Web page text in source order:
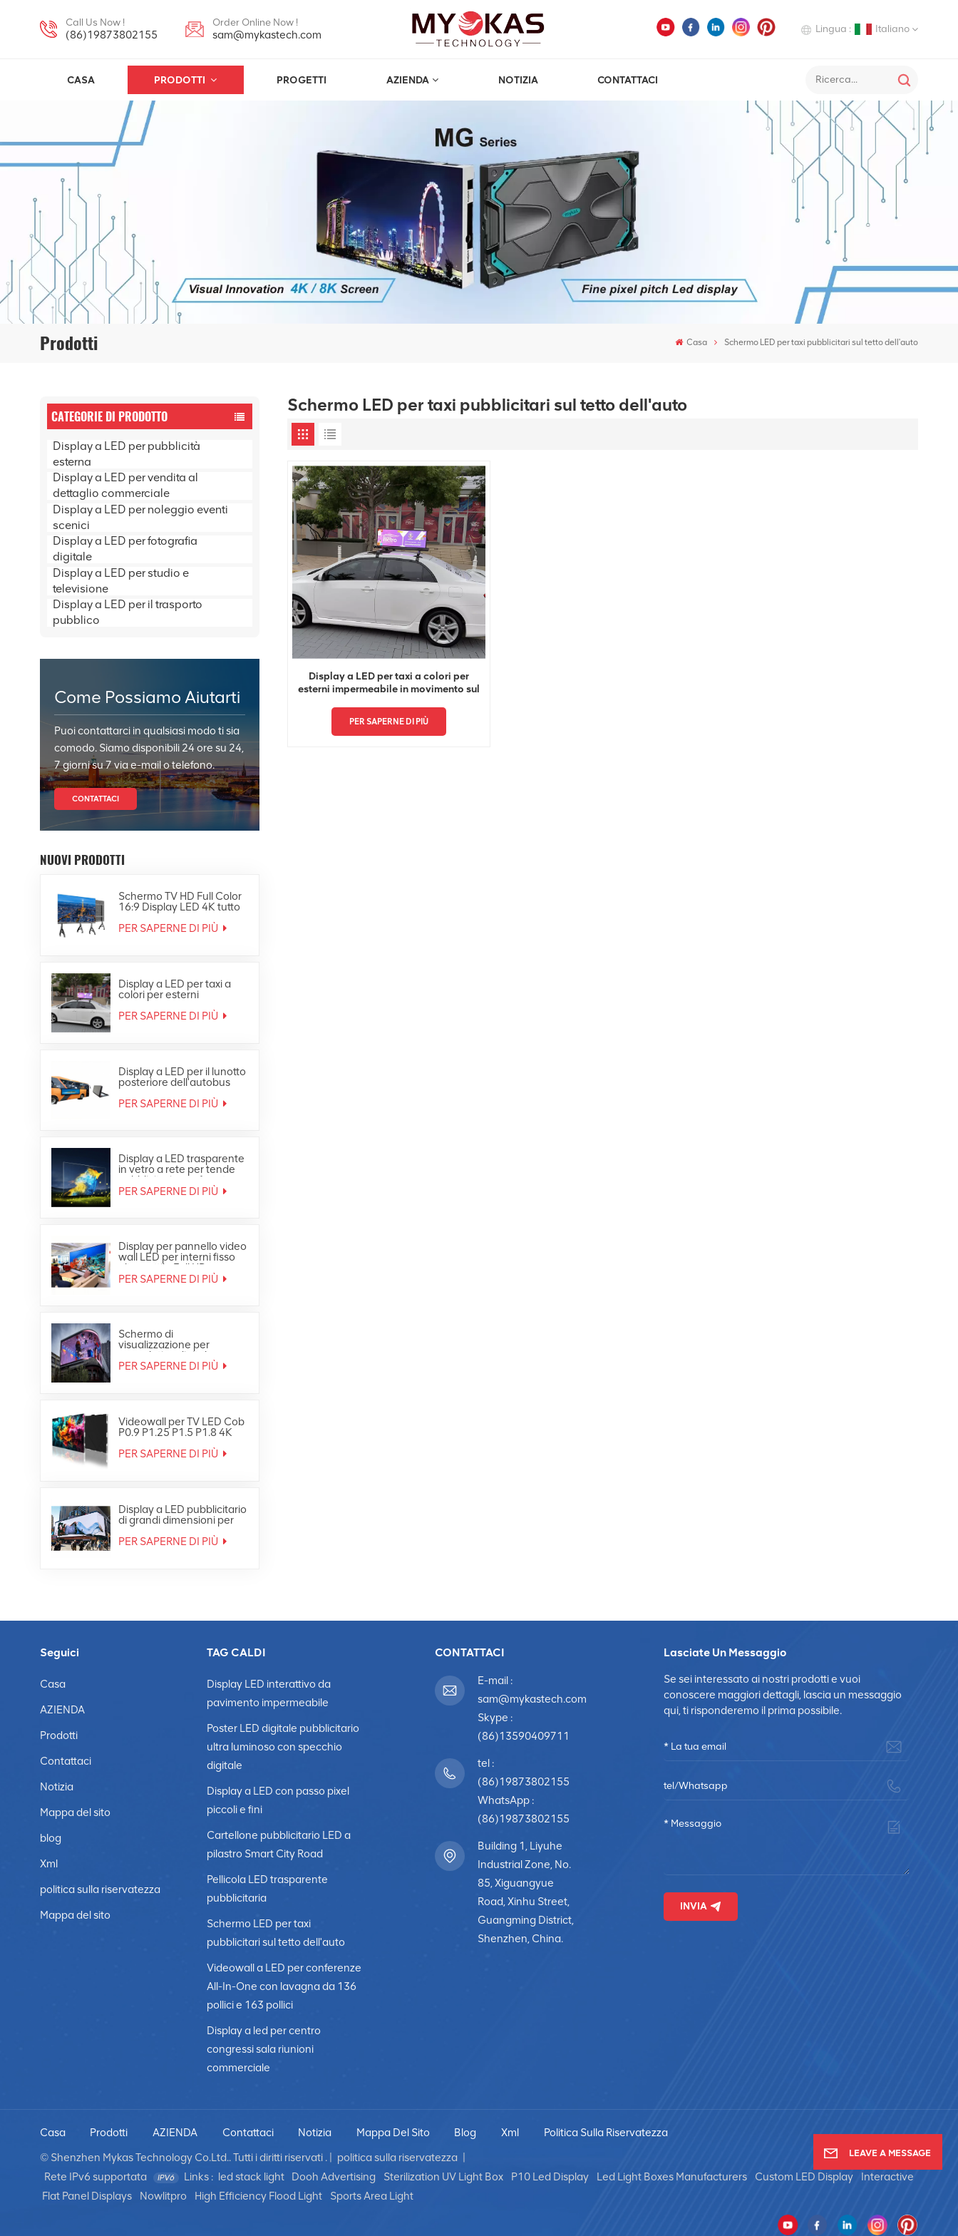
Call Us Now !
(86)19873802155
Order Online Now !
sam@mykastech.com Lingua : Italiano
Deutsch
Italiano
Español
CASA PRODOTTI PROGETTI AZIENDA NOTIZIA CONTATTACI
Prodotti Casa Schermo LED per taxi pubblicitari sul tetto dell'auto
CATEGORIE DI PRODOTTO
Display a LED per pubblicità
esterna
Display a LED per vendita al
dettaglio commerciale
Display a LED per noleggio eventi
scenici
Display a LED per fotografia
digitale
Display a LED per studio e
televisione
Display a LED per il trasporto
pubblico
Come Possiamo Aiutarti
Puoi contattarci in qualsiasi modo ti sia
comodo. Siamo disponibili 24 ore su 24,
7 giorni su 7 via e-mail o telefono.
CONTATTACI
NUOVI PRODOTTI
Schermo TV HD Full Color
16:9 Display LED 4K tutto
PER SAPERNE DI PIÙ
Display a LED per taxi a
colori per esterni
impermeabile in
movimento sul tetto
PER SAPERNE DI PIÙ
Display a LED per il lunotto
posteriore dell'autobus
pubblicitario a colori per
esterni
PER SAPERNE DI PIÙ
Display a LED trasparente
in vetro a rete per tende
pubblicitarie per finestre
PER SAPERNE DI PIÙ
Display per pannello video
wall LED per interni fisso
ultra sottile Full HD
PER SAPERNE DI PIÙ
Schermo di
visualizzazione per
segnaletica digitale per
video wall LED
PER SAPERNE DI PIÙ
Videowall per TV LED Cob
P0.9 P1.25 P1.5 P1.8 4K
PER SAPERNE DI PIÙ
Display a LED pubblicitario
di grandi dimensioni per
esterni Ultra HD 4K
PER SAPERNE DI PIÙ
Schermo LED per taxi pubblicitari sul tetto dell'auto
Display a LED per taxi a colori per
esterni impermeabile in movimento sul
PER SAPERNE DI PIÙ
Seguici
Casa
AZIENDA
Prodotti
Contattaci
Notizia
Mappa del sito
blog
Xml
politica sulla riservatezza
Mappa del sito
TAG CALDI
Display LED interattivo da
pavimento impermeabile
Poster LED digitale pubblicitario
ultra luminoso con specchio
digitale
Display a LED con passo pixel
piccoli e fini
Cartellone pubblicitario LED a
pilastro Smart City Road
Pellicola LED trasparente
pubblicitaria
Schermo LED per taxi
pubblicitari sul tetto dell'auto
Videowall a LED per conferenze
All-In-One con lavagna da 136
pollici e 163 pollici
Display a led per centro
congressi sala riunioni
commerciale
CONTATTACI
E-mail :
sam@mykastech.com
Skype :
(86)13590409711
tel :
(86)19873802155
WhatsApp :
(86)19873802155
Building 1, Liyuhe
Industrial Zone, No.
85, Xiguangyue
Road, Xinhu Street,
Guangming District,
Shenzhen, China.
Lasciate Un Messaggio
Se sei interessato ai nostri prodotti e vuoi
conoscere maggiori dettagli, lascia un messaggio
qui, ti risponderemo il prima possibile.
INVIA
Casa Prodotti AZIENDA Contattaci Notizia Mappa Del Sito Blog Xml
Politica Sulla Riservatezza
© Shenzhen Mykas Technology Co.Ltd.. Tutti i diritti riservati . |
politica sulla riservatezza
Rete IPv6 supportata
Links : led stack light Dooh Advertising Sterilization UV Light Box P10 Led Display Led Light Boxes Manufacturers Custom LED Display
Interactive
Flat Panel Displays
Nowlitpro High Efficiency Flood Light Sports Area Light
LEAVE A MESSAGE